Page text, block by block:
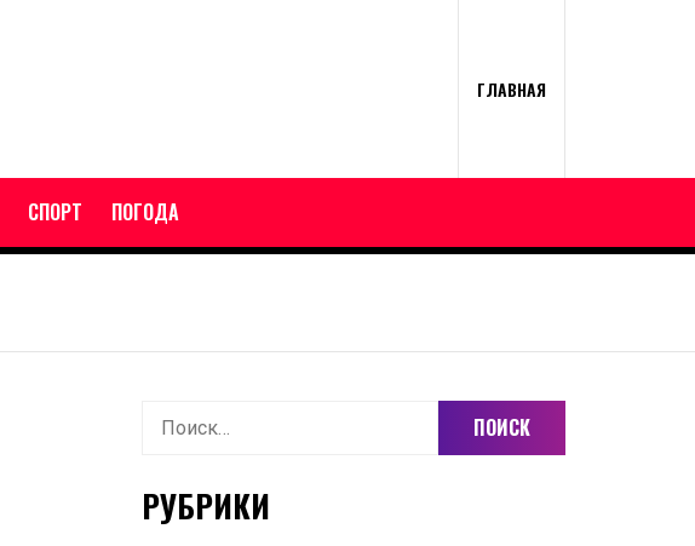
ГЛАВНАЯ
СПОРТ ПОГОДА
Найти:
РУБРИКИ